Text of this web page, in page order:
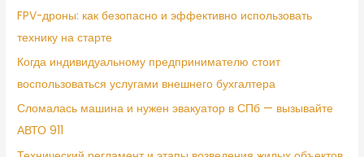
FPV-дроны: как безопасно и эффективно использовать
технику на старте
Когда индивидуальному предпринимателю стоит
воспользоваться услугами внешнего бухгалтера
Сломалась машина и нужен эвакуатор в СПб — вызывайте
АВТО 911